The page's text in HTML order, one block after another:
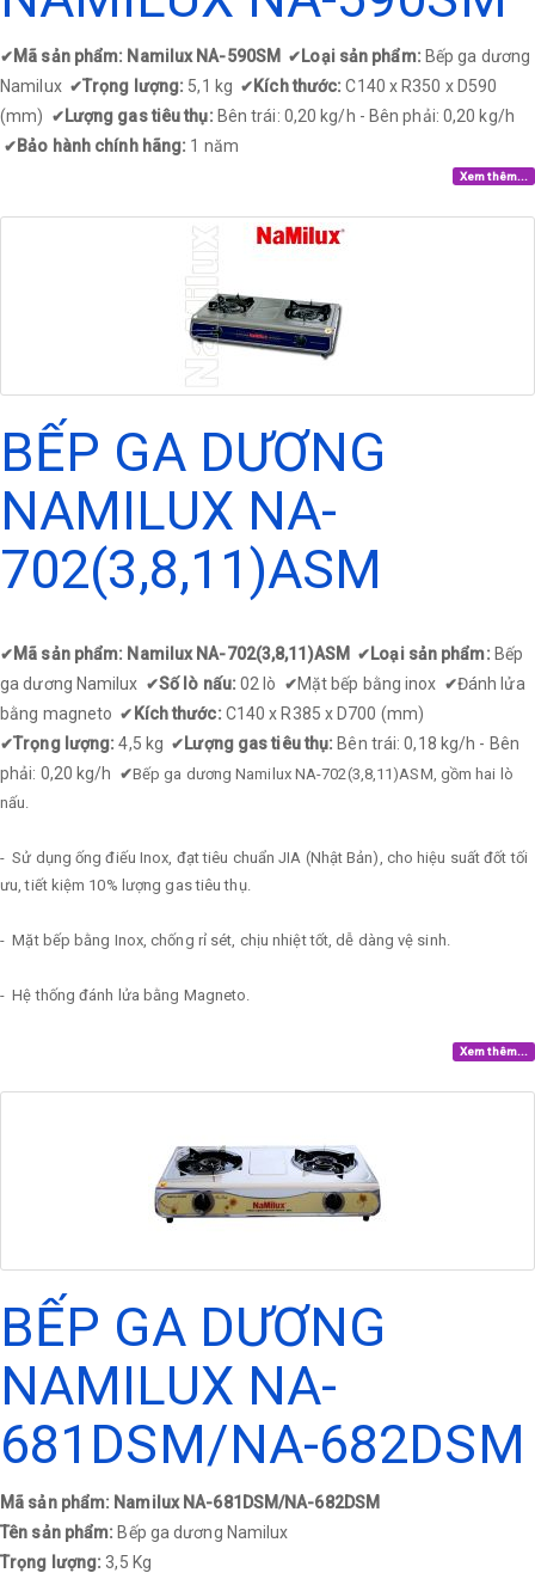
✔Mã sản phẩm: Namilux NA-590SM ✔Loại sản phẩm: Bếp ga dương
Namilux ✔Trọng lượng: 5,1 kg ✔Kích thước: C140 x R350 x D590
(mm) ✔Lượng gas tiêu thụ: Bên trái: 0,20 kg/h - Bên phải: 0,20 kg/h
✔Bảo hành chính hãng: 1 năm
Xem thêm...
BẾP GA DƯƠNG
NAMILUX NA-
702(3,8,11)ASM
✔ Mã sản phẩm: Namilux NA-702(3,8,11)ASM ✔ Loại sản phẩm: Bếp
ga dương Namilux ✔Số lò nấu: 02 lò ✔ Mặt bếp bằng inox ✔Đánh lửa
bằng magneto ✔ Kích thước: C140 x R385 x D700 (mm)
✔Trọng lượng:4,5 kg ✔ Lượng gas tiêu thụ: Bên trái: 0,18 kg/h - Bên
phải: 0,20 kg/h ✔Bếp ga dương Namilux NA-702(3,8,11)ASM, gồm hai lò
nấu.
- Sử dụng ống điếu Inox, đạt tiêu chuẩn JIA (Nhật Bản), cho hiệu suất đốt tối
ưu, tiết kiệm 10% lượng gas tiêu thụ.
- Mặt bếp bằng Inox, chống rỉ sét, chịu nhiệt tốt, dễ dàng vệ sinh.
- Hệ thống đánh lửa bằng Magneto.
Xem thêm...
BẾP GA DƯƠNG
NAMILUX NA-
681DSM/NA-682DSM
Mã sản phẩm: Namilux NA-681DSM/NA-682DSM
Tên sản phẩm:Bếp ga dương Namilux
Trọng lượng: 3,5 Kg